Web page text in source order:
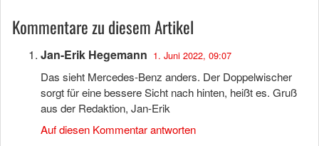
Kommentare zu diesem Artikel
Jan-Erik Hegemann 1. Juni 2022, 09:07
Das sieht Mercedes-Benz anders. Der Doppelwischer
sorgt für eine bessere Sicht nach hinten, heißt es. Gruß
aus der Redaktion, Jan-Erik
Auf diesen Kommentar antworten